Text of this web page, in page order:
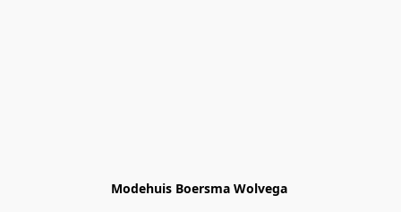
Modehuis Boersma Wolvega